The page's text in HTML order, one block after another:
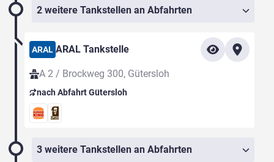
2 weitere Tankstellen an Abfahrten
ARAL ARAL Tankstelle
A 2 / Brockweg 300, Gütersloh
nach Abfahrt Gütersloh
3 weitere Tankstellen an Abfahrten